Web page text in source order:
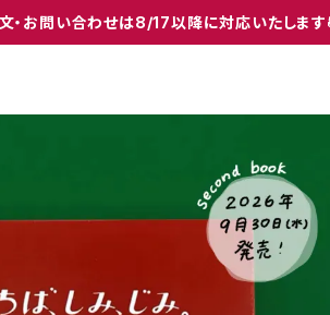
・お問い合わせは8/17以降に対応いたしま